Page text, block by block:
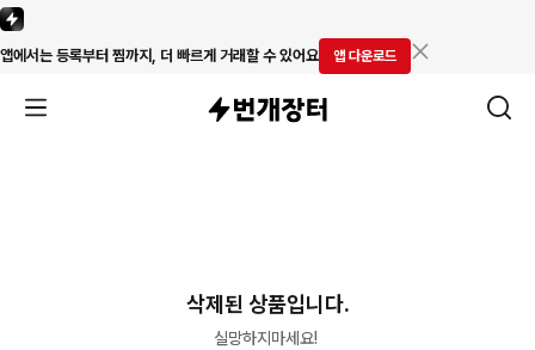
앱에서는 등록부터 찜까지, 더 빠르게 거래할 수 있어요 앱 다운로드
삭제된 상품입니다.
실망하지마세요!